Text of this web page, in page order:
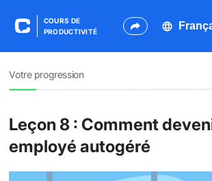
COURS DE
PRODUCTIVITÉ
Votre progression
Leçon 8 : Comment
employé autogéré